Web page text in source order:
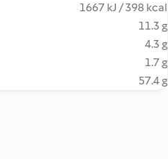
1667 kJ / 398 kcal
11.3 g
4.3 g
1.7 g
57.4 g